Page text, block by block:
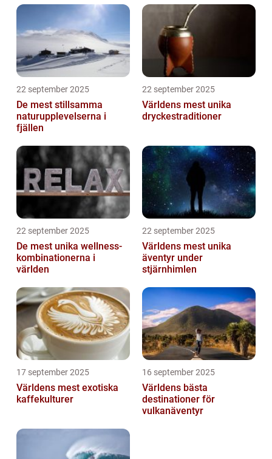
22 september 2025
De mest stillsamma
naturupplevelserna i
fjällen
22 september 2025
Världens mest unika
dryckestraditioner
22 september 2025
De mest unika wellness-
kombinationerna i
världen
22 september 2025
Världens mest unika
äventyr under
stjärnhimlen
17 september 2025
Världens mest exotiska
kaffekulturer
16 september 2025
Världens bästa
destinationer för
vulkanäventyr